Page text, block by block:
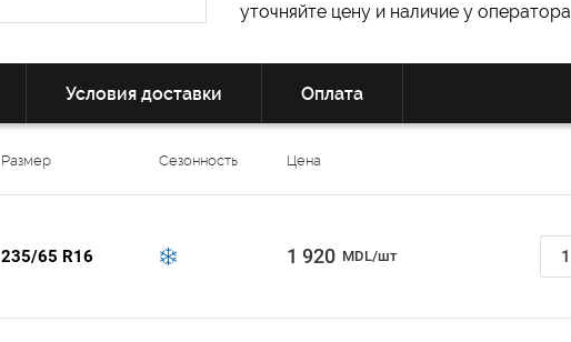
уточняйте цену и наличие у оператора
Условия доставки Оплата
Размер Сезонность Цена
235/65 R16 1 920 MDL/шт